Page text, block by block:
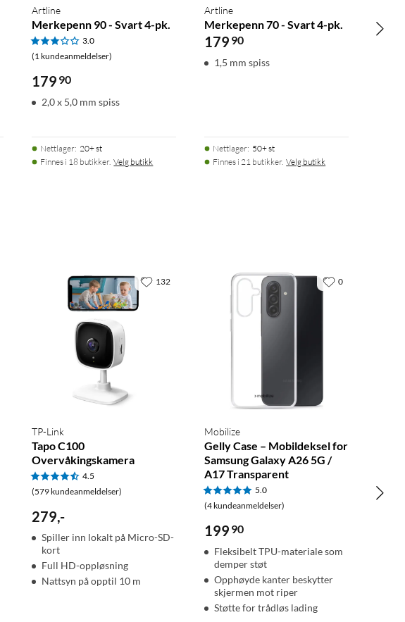
Artline
Merkepenn 90 - Svart 4-pk.
3.0
(1 kundeanmeldelser)
179 90
2,0 x 5,0 mm spiss
Nettlager: 20+ st
Finnes i 18 butikker. Velg butikk
Artline
Merkepenn 70 - Svart 4-pk.
179 90
1,5 mm spiss
Nettlager: 50+ st
Finnes i 21 butikker. Velg butikk
TP-Link
Tapo C100
Overvåkingskamera
4.5
(579 kundeanmeldelser)
279,-
Spiller inn lokalt på Micro-SD-
kort
Full HD-oppløsning
Nattsyn på opptil 10 m
132
Mobilize
Gelly Case – Mobildeksel for
Samsung Galaxy A26 5G /
A17 Transparent
5.0
(4 kundeanmeldelser)
199 90
Fleksibelt TPU-materiale som
demper støt
Opphøyde kanter beskytter
skjermen mot riper
Støtte for trådløs lading
0